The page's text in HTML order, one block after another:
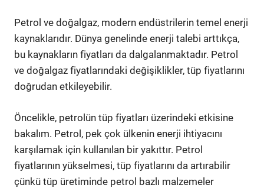
Petrol ve doğalgaz, modern endüstrilerin temel enerji
kaynaklarıdır. Dünya genelinde enerji talebi arttıkça,
bu kaynakların fiyatları da dalgalanmaktadır. Petrol
ve doğalgaz fiyatlarındaki değişiklikler, tüp fiyatlarını
doğrudan etkileyebilir.
Öncelikle, petrolün tüp fiyatları üzerindeki etkisine
bakalım. Petrol, pek çok ülkenin enerji ihtiyacını
karşılamak için kullanılan bir yakıttır. Petrol
fiyatlarının yükselmesi, tüp fiyatlarını da artırabilir
çünkü tüp üretiminde petrol bazlı malzemeler